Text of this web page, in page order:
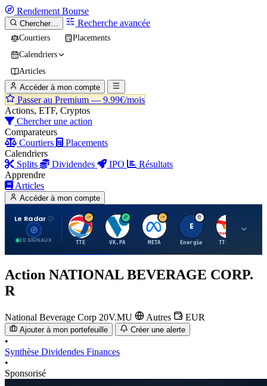
Rendement Bourse
Chercher… Recherche avancée
Courtiers
Placements
Calendriers
Articles
Accéder à mon compte
Passer au Premium — 9.99€/mois
Actions, ETF, Cryptos
Chercher une action
Comparateurs
Courtiers
Placements
Calendriers
Splits
Dividendes IPO
Résultats
Apprendre
Articles
Accéder à mon compte
Le Radar
20 SIGNAUX
T
TTE
V
VK.PA
M
META
E
Energie
T
TTE.PA
Action NATIONAL BEVERAGE CORP.
R
National Beverage Corp 20V.MU Autres EUR
Ajouter à mon portefeuille Créer une alerte
•
Synthèse Dividendes Finances
•
Sponsorisé